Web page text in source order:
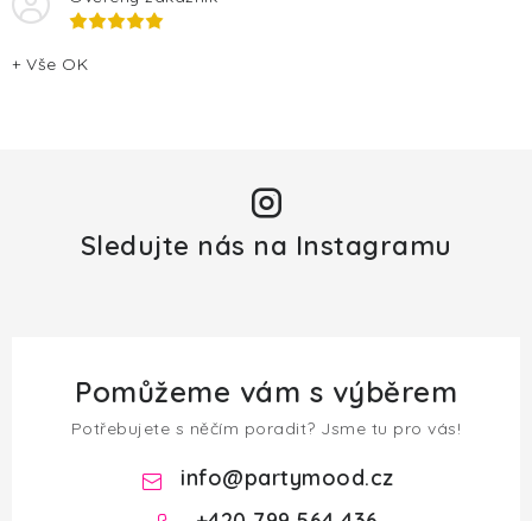
+ Vše OK
Sledujte nás na Instagramu
Pomůžeme vám s výběrem
Potřebujete s něčím poradit? Jsme tu pro vás!
info@partymood.cz